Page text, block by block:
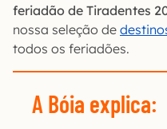
feriadão de Tiradentes
nossa seleção de
todos os feriadões.
A Bóia explica: